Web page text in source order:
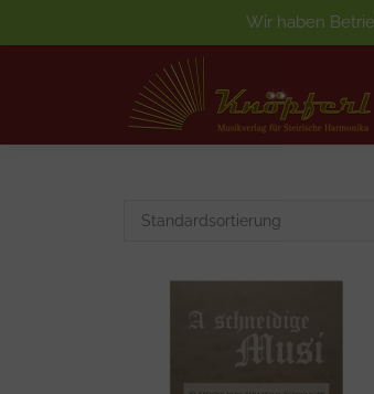
Wir haben